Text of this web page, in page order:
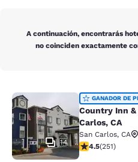
A continuación, encontrarás
no coinciden exactamente
Country Inn &
14
GANADOR DE
Country Inn &
Carlos, CA
San Carlos, CA
calificación de
4.5(251)